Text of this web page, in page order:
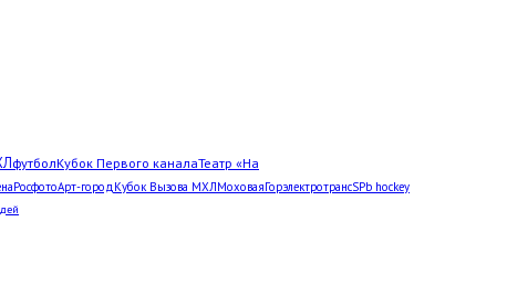
футболКубок Первого каналаТеатр «На
РосфотоАрт-город Кубок Вызова МХЛМоховаяГорэлектротрансSPb hockey